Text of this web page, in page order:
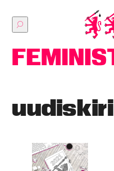
sisu
juurde
uudiskiri